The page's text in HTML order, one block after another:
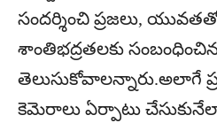
సందర్శించి ప్రజలు,
శాంతిభద్రతలకు
తెలుసుకోవాలన్నారు.అలాగే
కెమెరాలు ఏర్పాటు